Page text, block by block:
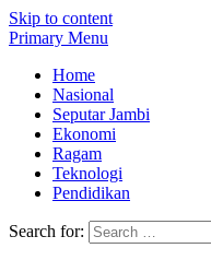
Skip to content
Primary Menu
Home
Nasional
Seputar Jambi
Ekonomi
Ragam
Teknologi
Pendidikan
Search for: